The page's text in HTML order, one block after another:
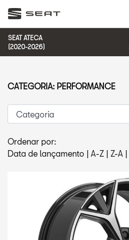
SEAT ATECA
(2020-2026)
Ordenar por:
Data de lançamento | A-Z | Z-A |
CATEGORIA: PERFORMANCE